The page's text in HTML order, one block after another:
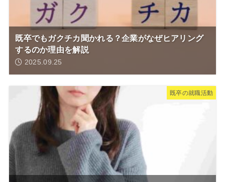
既卒でもガクチカ聞かれる？企業がなぜヒアリング
するのか理由を解説
2025.09.25
既卒の就職活動